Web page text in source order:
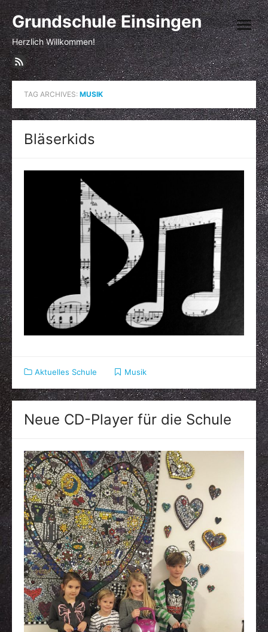
Skip
to
content
Grundschule Einsingen
Herzlich Willkommen!
open
menu
TAG ARCHIVES: MUSIK
Bläserkids
Aktuelles Schule Musik
Neue CD-Player für die Schule